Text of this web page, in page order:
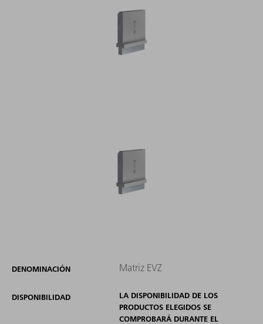
DENOMINACIÓN Matriz EVZ
DISPONIBILIDAD
LA DISPONIBILIDAD DE LOS
PRODUCTOS ELEGIDOS SE
COMPROBARÁ DURANTE EL